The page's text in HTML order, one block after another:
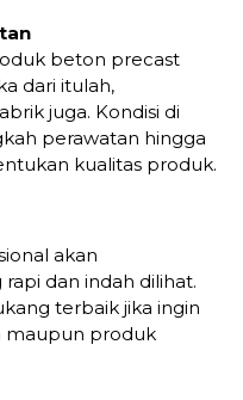
beton precast
dari itulah,
juga. Kondisi di
perawatan hingga
kualitas produk.
akan
dan indah dilihat.
terbaik jika ingin
maupun produk